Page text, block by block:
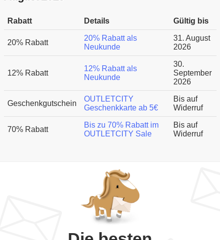
Rabatt Details Gültig bis
20% Rabatt
20% Rabatt als
Neukunde
31. August
2026
12% Rabatt
12% Rabatt als
Neukunde
30.
September
2026
Geschenkgutschein
OUTLETCITY
Geschenkkarte ab 5€
Bis auf
Widerruf
70% Rabatt
Bis zu 70% Rabatt im
OUTLETCITY Sale
Bis auf
Widerruf